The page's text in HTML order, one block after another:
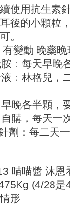
使用抗生素
後的小顆粒
。
有變動 晚藥晚
：每天早晚
：林格兒，
晚各半顆，
購，每天一
劑：每二天
喵喵醬 沐恩
(4/28是
形